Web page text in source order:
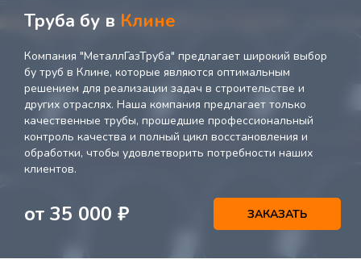
Труба бу в Клине
Компания "МеталлГазТруба" предлагает широкий выбор
бу труб в Клине, которые являются оптимальным
решением для реализации задач в строительстве и
других отраслях. Наша компания предлагает только
качественные трубы, прошедшие профессиональный
контроль качества и полный цикл восстановления и
обработки, чтобы удовлетворить потребности наших
клиентов.
от 35 000 ₽ ЗАКАЗАТЬ